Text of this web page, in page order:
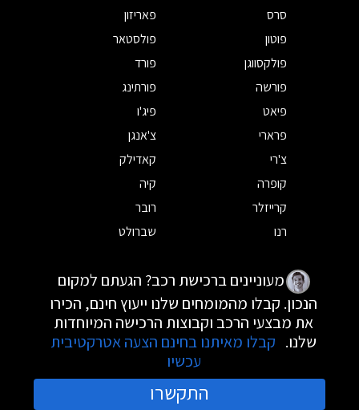
סרס
פאריזון
פוטון
פולסטאר
פולקסווגן
פורד
פורשה
פורתינג
פיאט
פיג'ו
פרארי
צ'אנגן
צ'רי
קאדילק
קופרה
קיה
קרייזלר
רובר
רנו
שברולט
מעוניינים ברכישת רכב? הגעתם למקום
הנכון. קבלו מהמומחים שלנו ייעוץ חינם, הכירו
את מבצעי הרכב וקבוצות הרכישה המיוחדות
שלנו. קבלו מאיתנו בחינם הצעה אטרקטיבית
עכשיו
התקשרו